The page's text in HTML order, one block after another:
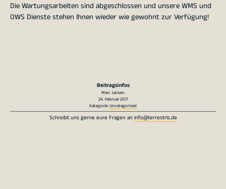
Die Wartungsarbeiten sind abgeschlossen und unsere WMS und
OWS Dienste stehen Ihnen wieder wie gewohnt zur Verfügung!
Beitragsinfos
Marc Jansen
24. Februar 2017
Kategorie:Uncategorized
Schreibt uns gerne eure Fragen aninfo@terrestris.de